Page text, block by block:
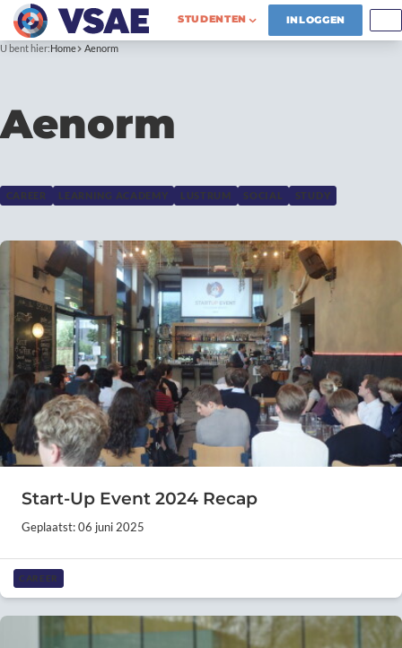
STUDENTEN INLOGGEN
U bent hier:Home Aenorm
Aenorm
CAREER LEARNING ACADEMY LUSTRUM SOCIAL STUDY
Start-Up Event 2024 Recap
Geplaatst: 06 juni 2025
CAREER